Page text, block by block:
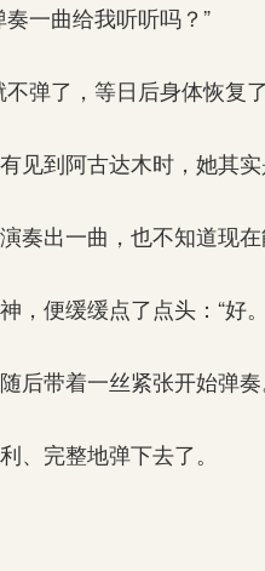
一曲给我听听吗？”
弹了，等日后身体恢复
到阿古达木时，她其实
出一曲，也不知道现在
，便缓缓点了点头：“好
带着一丝紧张开始弹奏
完整地弹下去了。